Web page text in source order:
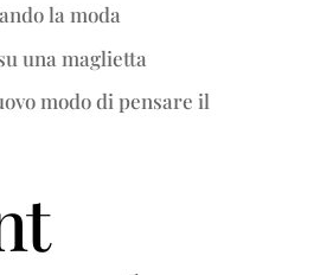
la moda
una maglietta
modo di pensare il